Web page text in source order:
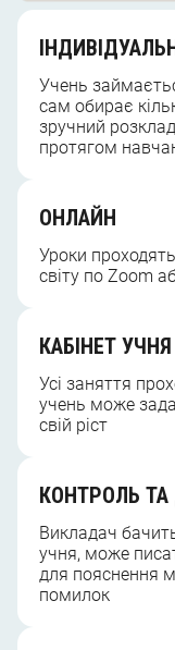
Учень
сам обирає
зручний
протягом
ОНЛАЙН
Уроки
світу по Zoom
КАБІНЕТ УЧНЯ
Усі заняття
учень може
свій ріст
КОНТРОЛЬ
Викладач
учня, може
для пояснення
помилок